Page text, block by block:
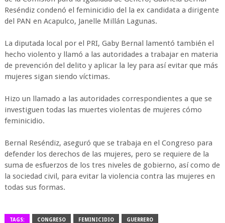
Reséndiz condenó el feminicidio del la ex candidata a dirigente
del PAN en Acapulco, Janelle Millán Lagunas.
La diputada local por el PRI, Gaby Bernal lamentó también el
hecho violento y llamó a las autoridades a trabajar en materia
de prevención del delito y aplicar la ley para así evitar que más
mujeres sigan siendo víctimas.
Hizo un llamado a las autoridades correspondientes a que se
investiguen todas las muertes violentas de mujeres cómo
feminicidio.
Bernal Reséndiz, aseguró que se trabaja en el Congreso para
defender los derechos de las mujeres, pero se requiere de la
suma de esfuerzos de los tres niveles de gobierno, así como de
la sociedad civil, para evitar la violencia contra las mujeres en
todas sus formas.
TAGS: CONGRESO FEMINICIDIO GUERRERO